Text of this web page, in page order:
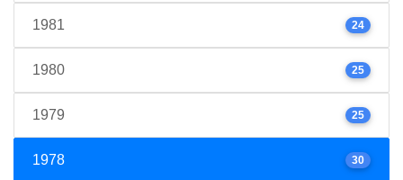
1981 24
1980 25
1979 25
1978 30